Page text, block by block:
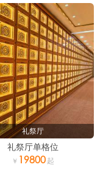
礼祭厅
礼祭厅单格位
19800